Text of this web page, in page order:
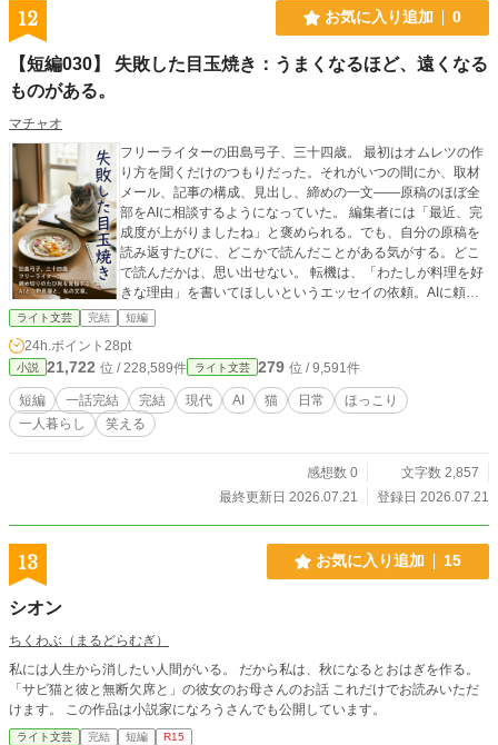
12 お気に入り追加 0
【短編030】 失敗した目玉焼き：うまくなるほど、遠くなる
ものがある。
マチャオ
フリーライターの田島弓子、三十四歳。 最初はオムレツの作
り方を聞くだけのつもりだった。それがいつの間にか、取材
メール、記事の構成、見出し、締めの一文——原稿のほぼ全
部をAIに相談するようになっていた。 編集者には「最近、完
成度が上がりましたね」と褒められる。でも、自分の原稿を
読み返すたびに、どこかで読んだことがある気がする。どこ
で読んだかは、思い出せない。 転機は、「わたしが料理を好
きな理由」を書いてほしいというエッセイの依頼。AIに頼ん
で出てきた文章は、読みやすくて、まとまっていて——完全
に、嘘だった。 笑えて、ちょっと怖くて、最後に少しだけ温
かい。AIと人間と、玄関先の猫と、書くことの話。
ライト文芸 完結 短編
24h.ポイント 28pt
小説 21,722 位 / 228,589件 ライト文芸 279 位 / 9,591件
短編 一話完結 完結 現代 AI 猫 日常
ほっこり
一人暮らし
笑える
感想数 0
文字数 2,857
最終更新日 2026.07.21
登録日 2026.07.21
13 お気に入り追加 15
シオン
ちくわぶ（まるどらむぎ）
私には人生から消したい人間がいる。 だから私は、秋になるとおはぎを作る。
「サビ猫と彼と無断欠席と」の彼女のお母さんのお話 これだけでお読みいただ
けます。 この作品は小説家になろうさんでも公開しています。
ライト文芸 完結 短編 R15